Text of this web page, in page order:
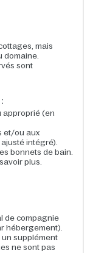
mais
domaine.
sont
approprié (en
et/ou aux
intégré).
bonnets de bain.
plus.
de compagnie
hébergement).
supplément
ne sont pas